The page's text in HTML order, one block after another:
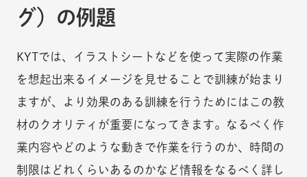
グ）の例題
KYTでは、イラストシートなどを使って実際の作業
を想起出来るイメージを見せることで訓練が始まり
ますが、より効果のある訓練を行うためにはこの教
材のクオリティが重要になってきます。なるべく作
業内容やどのような動きで作業を行うのか、時間の
制限はどれくらいあるのかなど情報をなるべく詳し